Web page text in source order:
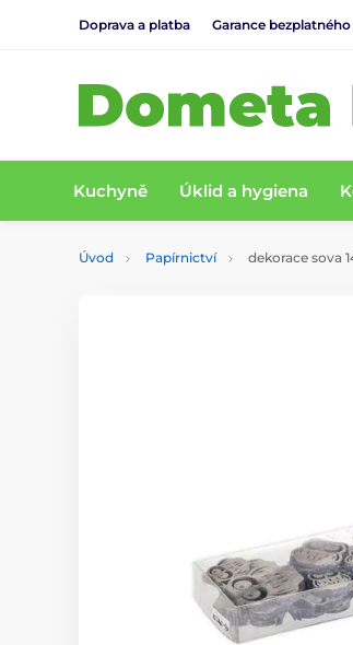
Doprava a platba Garance
Kuchyně Úklid a hygiena
Úvod Papírnictví dekorace sova